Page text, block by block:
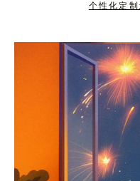
下
击
按
钮
取
消
个性化定